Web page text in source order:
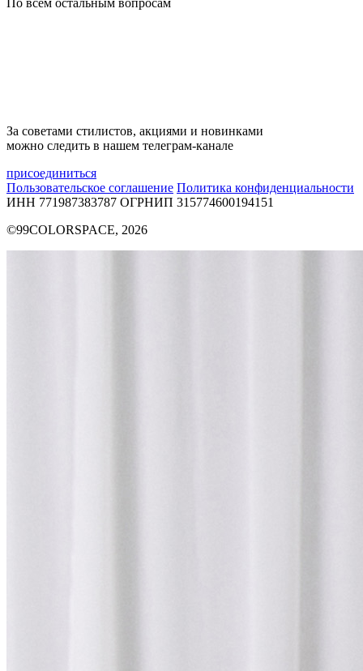
По всем остальным вопросам
За советами стилистов, акциями и новинками
можно следить в нашем телеграм-канале
присоединиться
Пользовательское соглашение Политика конфиденциальности
ИНН 771987383787 ОГРНИП 315774600194151
©99COLORSPACE, 2026